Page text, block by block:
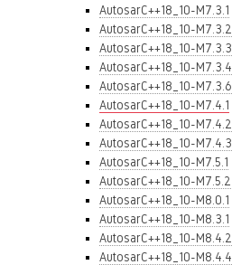
AutosarC++18_10-M7.3.1
AutosarC++18_10-M7.3.2
AutosarC++18_10-M7.3.3
AutosarC++18_10-M7.3.4
AutosarC++18_10-M7.3.6
AutosarC++18_10-M7.4.1
AutosarC++18_10-M7.4.2
AutosarC++18_10-M7.4.3
AutosarC++18_10-M7.5.1
AutosarC++18_10-M7.5.2
AutosarC++18_10-M8.0.1
AutosarC++18_10-M8.3.1
AutosarC++18_10-M8.4.2
AutosarC++18_10-M8.4.4